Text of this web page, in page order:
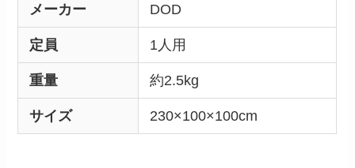
メーカー DOD
定員 1人用
重量 約2.5kg
サイズ 230×100×100cm